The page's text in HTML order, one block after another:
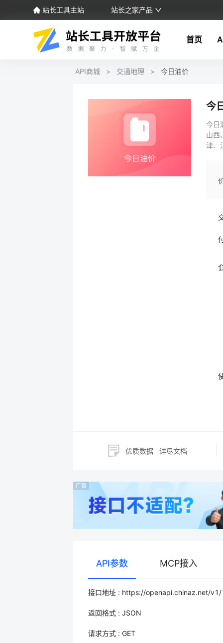
站长工具主站 站长之家产品
首页
API商城 > 交通地理 > 今日油价
今
今日
山西
津、
优质数据 详尽文档
API参数 MCP接入
接口地址 : https://openapi.chinaz.net/
返回格式 : JSON
请求方式 : GET